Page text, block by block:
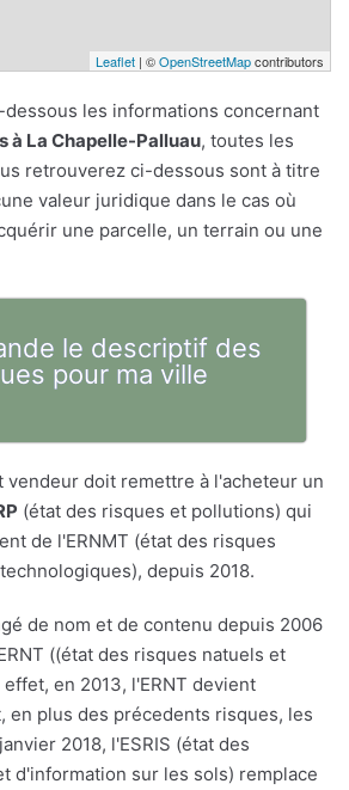
Leaflet | ©OpenStreetMapcontributors
les informations concernant
à La Chapelle-Palluau, toutes les
retrouverez ci-dessous sont à titre
valeur juridique dans le cas où
une parcelle, un terrain ou une
le descriptif des
pour ma ville
vendeur doit remettre à l'acheteur un
(état des risques et pollutions) qui
de l'ERNMT (état des risques
depuis 2018.
de nom et de contenu depuis 2006
((état des risques natuels et
en 2013, l'ERNT devient
en plus des précedents risques, les
2018, l'ESRIS (état des
d'information sur les sols) remplace